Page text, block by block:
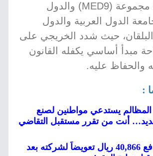
وزراء خارجية مجموعة (MED9) والدول
الدول العربية والدول
حيث شدد الخريجي على
مبدأ أساسي يكفله القانون
والحفاظ عليه.
:
يستدعي مواطنين لصنع
أنت من تقرر مستقبل التقاضي
صادم: حلاق يدفع 40,866 ريال تعويضاً لشركته بعد